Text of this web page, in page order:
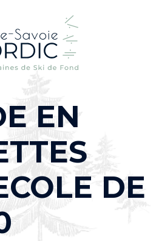
EN
DE